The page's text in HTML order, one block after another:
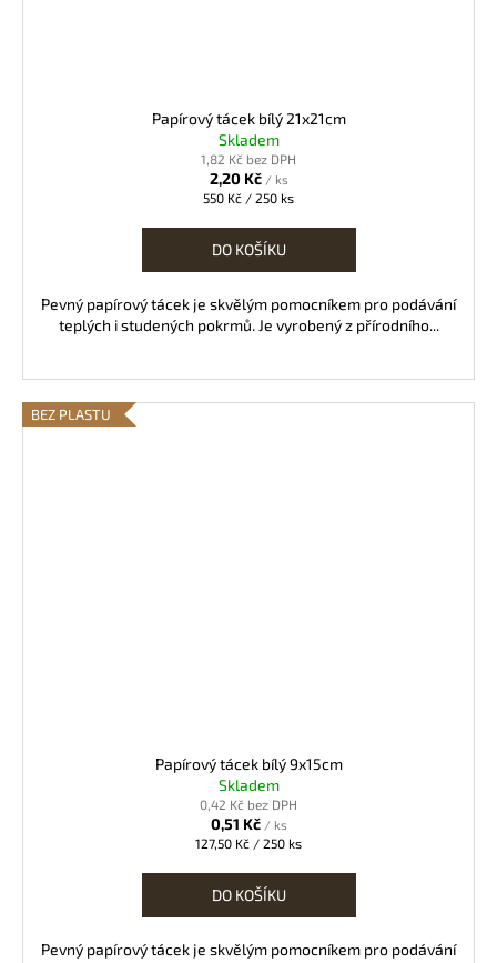
Papírový tácek bílý 21x21cm
Skladem
1,82 Kč bez DPH
2,20 Kč / ks
Měrná
550 Kč / 250 ks
DO KOŠÍKU
Pevný papírový tácek je skvělým pomocníkem pro podávání
teplých i studených pokrmů. Je vyrobený z přírodního...
BEZ PLASTU
Papírový tácek bílý 9x15cm
Skladem
0,42 Kč bez DPH
0,51 Kč / ks
Měrná
127,50 Kč / 250 ks
DO KOŠÍKU
Pevný papírový tácek je skvělým pomocníkem pro podávání